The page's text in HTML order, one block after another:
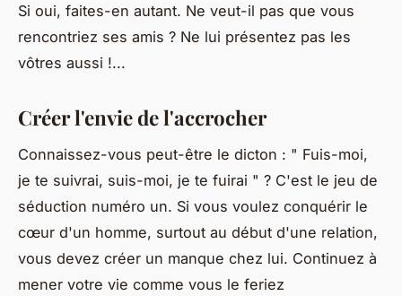
Si oui, faites-en autant. Ne veut-il pas que vous
rencontriez ses amis ? Ne lui présentez pas les
vôtres aussi !...
Créer l'envie de l'accrocher
Connaissez-vous peut-être le dicton : " Fuis-moi,
je te suivrai, suis-moi, je te fuirai " ? C'est le jeu de
séduction numéro un. Si vous voulez conquérir le
cœur d'un homme, surtout au début d'une relation,
vous devez créer un manque chez lui. Continuez à
mener votre vie comme vous le feriez